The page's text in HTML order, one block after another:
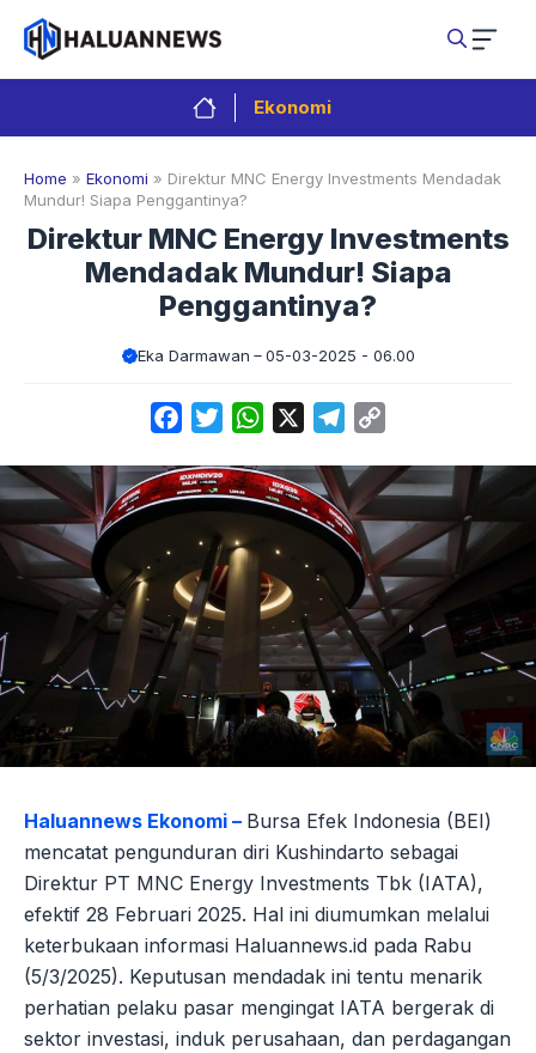
Langsung
isi
Ekonomi
Home » Ekonomi » Direktur MNC Energy Investments Mendadak
Mundur! Siapa Penggantinya?
Direktur MNC Energy Investments
Mendadak Mundur! Siapa
Penggantinya?
Eka Darmawan 05-03-2025 - 06.00
FacebookTwitterWhatsApp Telegram
Haluannews Ekonomi – Bursa Efek Indonesia (BEI)
mencatat pengunduran diri Kushindarto sebagai
Direktur PT MNC Energy Investments Tbk (IATA),
efektif 28 Februari 2025. Hal ini diumumkan melalui
keterbukaan informasi Haluannews.id pada Rabu
(5/3/2025). Keputusan mendadak ini tentu menarik
perhatian pelaku pasar mengingat IATA bergerak di
sektor investasi, induk perusahaan, dan perdagangan